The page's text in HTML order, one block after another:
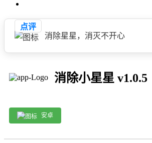
点评
消除星星，消灭不开心
消除小星星 v1.0.5
安卓